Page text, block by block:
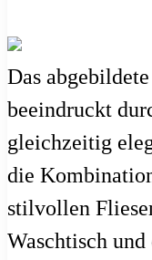
Das
beeindruckt
gleichzeitig
die
stilvollen
Waschtisch